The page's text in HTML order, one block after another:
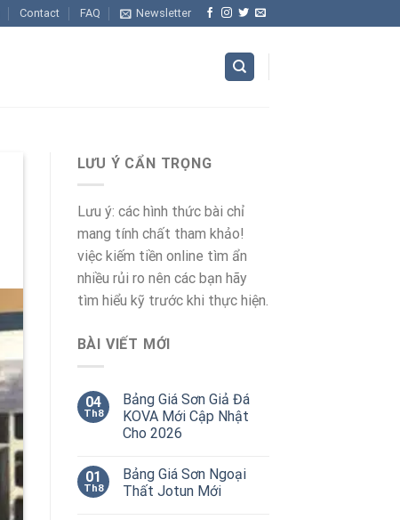
Contact FAQ Newsletter
LƯU Ý CẨN TRỌNG
Lưu ý: các hình thức bài chỉ
mang tính chất tham khảo!
việc kiếm tiền online tìm ẩn
nhiều rủi ro nên các bạn hãy
tìm hiểu kỹ trước khi thực hiện.
BÀI VIẾT MỚI
04
Th8
Bảng Giá Sơn Giả Đá
KOVA Mới Cập Nhật
Cho 2026
01
Th8
Bảng Giá Sơn Ngoại
Thất Jotun Mới